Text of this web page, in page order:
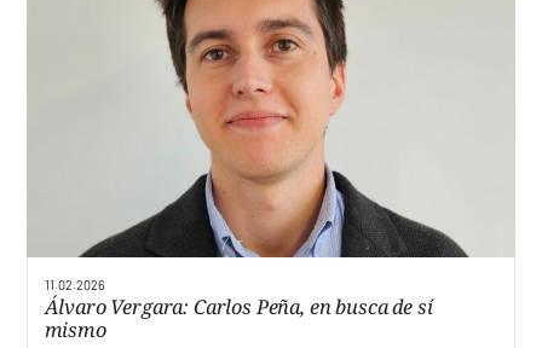
11.02.2026
Álvaro Vergara: Carlos Peña, en busca de sí
mismo